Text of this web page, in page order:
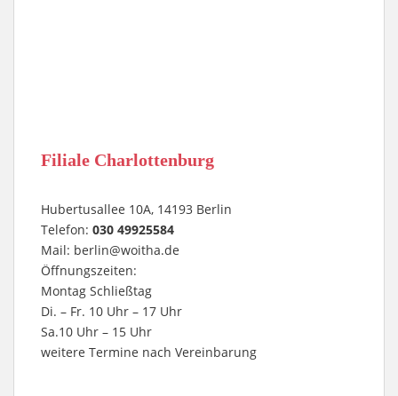
Filiale Charlottenburg
Hubertusallee 10A, 14193 Berlin
Telefon: 030 49925584
Mail: berlin@woitha.de
Öffnungszeiten:
Montag Schließtag
Di. – Fr. 10 Uhr – 17 Uhr
Sa.10 Uhr – 15 Uhr
weitere Termine nach Vereinbarung